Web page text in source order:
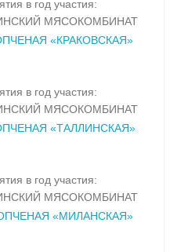
в год участия:
МЯСОКОМБИНАТ
«КРАКОВСКАЯ»
в год участия:
МЯСОКОМБИНАТ
«ТАЛЛИНСКАЯ»
в год участия:
МЯСОКОМБИНАТ
«МИЛАНСКАЯ»